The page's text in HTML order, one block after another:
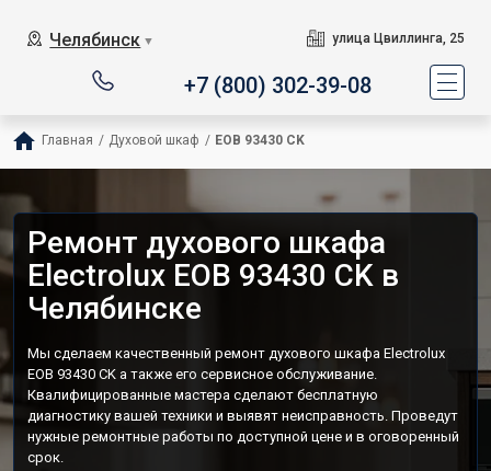
Челябинск ▼ улица Цвиллинга, 25
+7 (800) 302-39-08
Главная / Духовой шкаф / EOB 93430 CK
Ремонт духового шкафа
Electrolux EOB 93430 CK в
Челябинске
Мы сделаем качественный ремонт духового шкафа Electrolux
EOB 93430 CK а также его сервисное обслуживание.
Квалифицированные мастера сделают бесплатную
диагностику вашей техники и выявят неисправность. Проведут
нужные ремонтные работы по доступной цене и в оговоренный
срок.